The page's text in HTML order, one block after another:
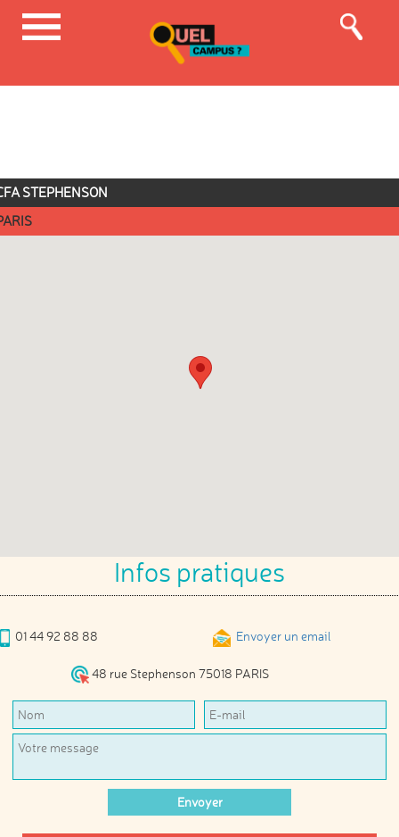
STEPHENSON
Infos pratiques
01 44 92 88 88 Envoyer un email
48 rue Stephenson 75018 PARIS